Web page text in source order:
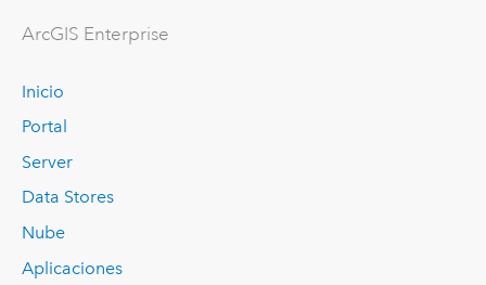
ArcGIS Enterprise
Inicio
Portal
Server
Data Stores
Nube
Aplicaciones